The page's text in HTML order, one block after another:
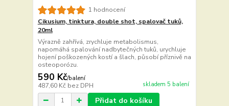
1 hodnocení
Cikusium, tinktura, double shot, spalovač tuků,
20ml
Výrazně zahřívá, zrychluje metabolismus,
napomáhá spalování nadbytečných tuků, urychluje
hojení poškozených kostí a šlach, působí příznivě na
osteoporózu.
590 Kč/balení
487,60 Kč bez DPH skladem 5 balení
Přidat do košíku